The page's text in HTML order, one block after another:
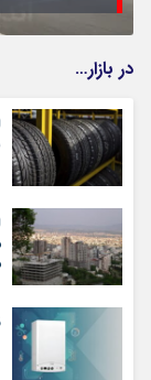
در بازار…